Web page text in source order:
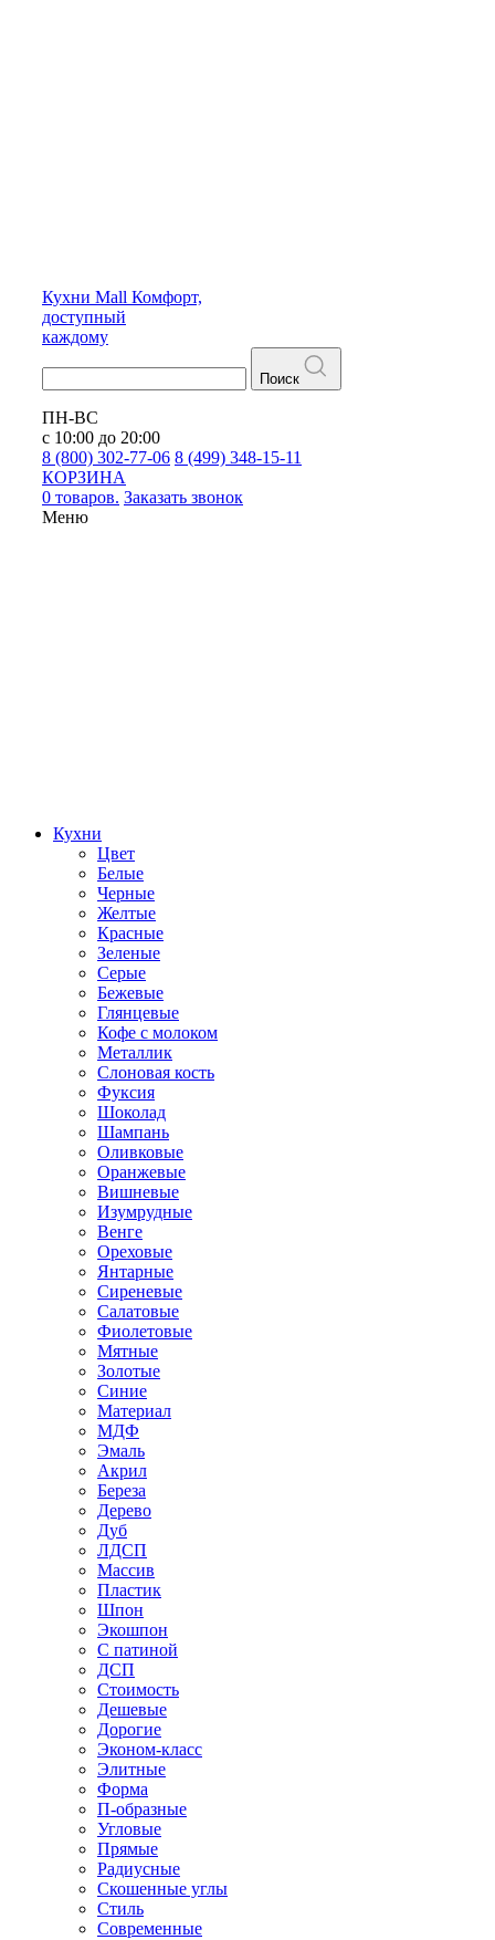
Кухни Mall Комфорт,
доступный
каждому
Поиск
ПН-ВС
с 10:00 до 20:00
8 (800) 302-77-06 8 (499) 348-15-11
КОРЗИНА
0 товаров. Заказать звонок
Меню
Кухни
Цвет
Белые
Черные
Желтые
Красные
Зеленые
Серые
Бежевые
Глянцевые
Кофе с молоком
Металлик
Слоновая кость
Фуксия
Шоколад
Шампань
Оливковые
Оранжевые
Вишневые
Изумрудные
Венге
Ореховые
Янтарные
Сиреневые
Салатовые
Фиолетовые
Мятные
Золотые
Синие
Материал
МДФ
Эмаль
Акрил
Береза
Дерево
Дуб
ЛДСП
Массив
Пластик
Шпон
Экошпон
С патиной
ДСП
Стоимость
Дешевые
Дорогие
Эконом-класс
Элитные
Форма
П-образные
Угловые
Прямые
Радиусные
Скошенные углы
Стиль
Современные